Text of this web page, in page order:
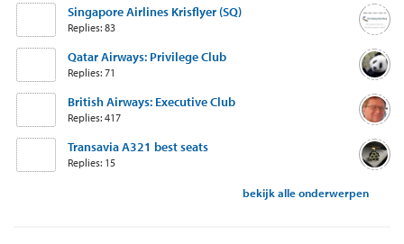
Singapore Airlines Krisflyer (SQ)
Replies: 83
Qatar Airways: Privilege Club
Replies: 71
British Airways: Executive Club
Replies: 417
Transavia A321 best seats
Replies: 15
bekijk alle onderwerpen